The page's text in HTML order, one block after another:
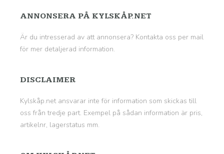
ANNONSERA PÅ KYLSKÅP.NET
Är du intresserad av att annonsera? Kontakta oss per mail
för mer detaljerad information.
DISCLAIMER
Kylskåp.net ansvarar inte för information som skickas till
oss från tredje part. Exempel på sådan information är pris,
artikelnr, lagerstatus mm.